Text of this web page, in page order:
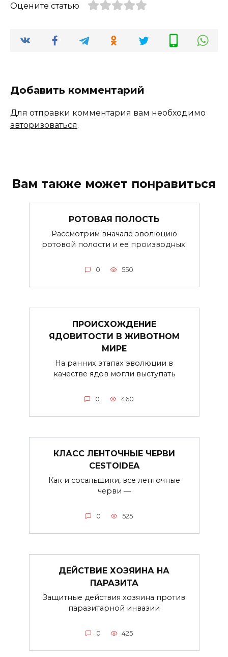
Оцените статью
Добавить комментарий
Для отправки комментария вам необходимо
авторизоваться.
Вам также может понравиться
РОТОВАЯ ПОЛОСТЬ
Рассмотрим вначале эволюцию
ротовой полости и ее производных.
0 550
ПРОИСХОЖДЕНИЕ
ЯДОВИТОСТИ В ЖИВОТНОМ
МИРЕ
На ранних этапах эволюции в
качестве ядов могли выступать
0 460
КЛАСС ЛЕНТОЧНЫЕ ЧЕРВИ
CESTOIDEA
Как и сосальщики, все ленточные
черви —
0 525
ДЕЙСТВИЕ ХОЗЯИНА НА
ПАРАЗИТА
Защитные действия хозяина против
паразитарной инвазии
0 425